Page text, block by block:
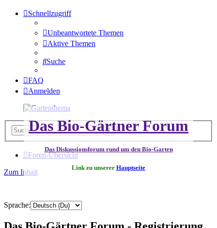
Schnellzugriff
Unbeantwortete Themen
Aktive Themen
Suche
FAQ
Anmelden
Das Bio-Gärtner Forum
Das Diskussionsforum rund um den Bio-Garten
Link zu unserer Hauptseite
SucheErweiterte
Foren-Übersicht
Zum Inhalt
Sprache: